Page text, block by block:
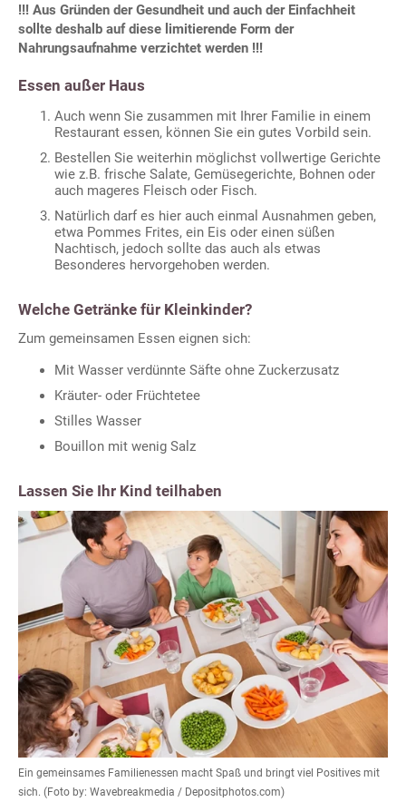
!!! Aus Gründen der Gesundheit und auch der Einfachheit
sollte deshalb auf diese limitierende Form der
Nahrungsaufnahme verzichtet werden !!!
Essen außer Haus
Auch wenn Sie zusammen mit Ihrer Familie in einem
Restaurant essen, können Sie ein gutes Vorbild sein.
Bestellen Sie weiterhin möglichst vollwertige Gerichte
wie z.B. frische Salate, Gemüsegerichte, Bohnen oder
auch mageres Fleisch oder Fisch.
Natürlich darf es hier auch einmal Ausnahmen geben,
etwa Pommes Frites, ein Eis oder einen süßen
Nachtisch, jedoch sollte das auch als etwas
Besonderes hervorgehoben werden.
Welche Getränke für Kleinkinder?
Zum gemeinsamen Essen eignen sich:
Mit Wasser verdünnte Säfte ohne Zuckerzusatz
Kräuter- oder Früchtetee
Stilles Wasser
Bouillon mit wenig Salz
Lassen Sie Ihr Kind teilhaben
Ein gemeinsames Familienessen macht Spaß und bringt viel Positives mit
sich. (Foto by: Wavebreakmedia / Depositphotos.com)